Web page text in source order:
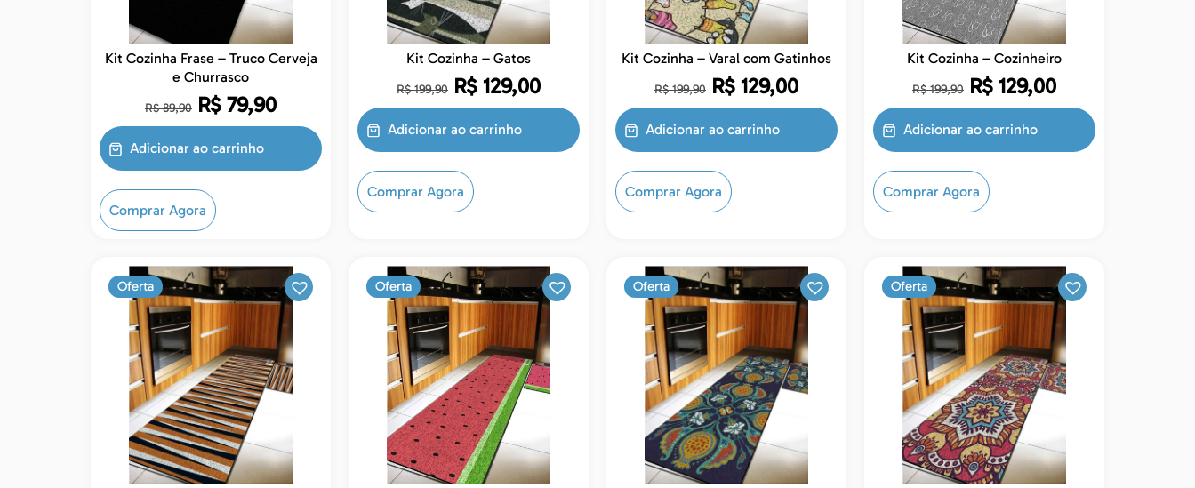
Kit Cozinha Frase – Truco Cerveja
e Churrasco
R$89,90 R$ 79,90
Adicionar ao carrinho
Comprar Agora
Kit Cozinha – Gatos
R$199,90 R$ 129,00
Adicionar ao carrinho
Comprar Agora
Kit Cozinha – Varal com Gatinhos
R$199,90 R$ 129,00
Adicionar ao carrinho
Comprar Agora
Kit Cozinha – Cozinheiro
R$199,90 R$ 129,00
Adicionar ao carrinho
Comprar Agora
Oferta Oferta Oferta Oferta